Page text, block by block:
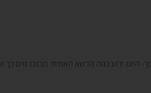
היום ידוע כמה הדשא האמיתי מבזבז מים כך